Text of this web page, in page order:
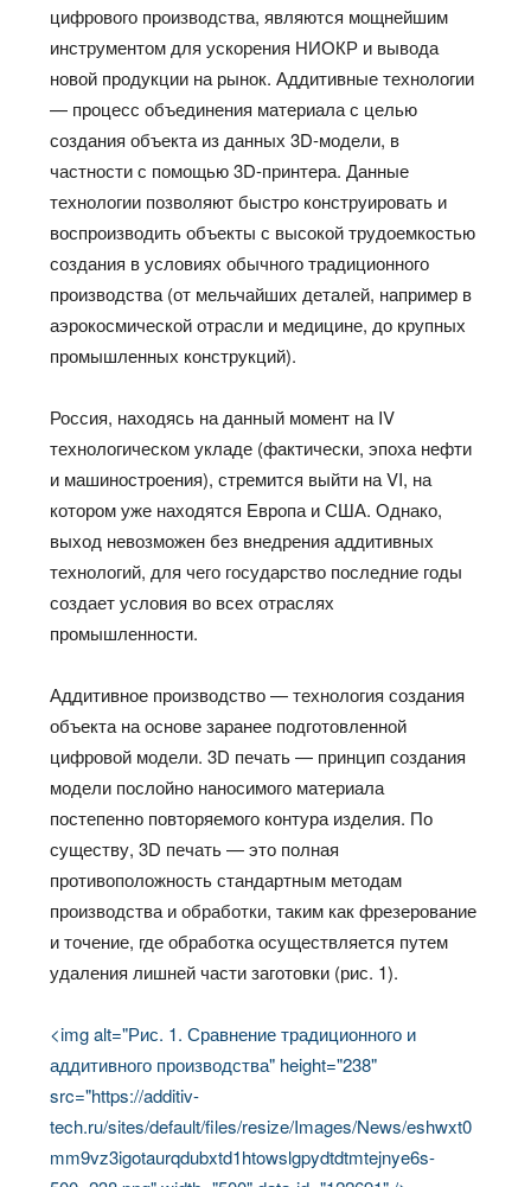
цифрового производства, являются мощнейшим
инструментом для ускорения НИОКР и вывода
новой продукции на рынок. Аддитивные технологии
— процесс объединения материала с целью
создания объекта из данных 3D-модели, в
частности с помощью 3D-принтера. Данные
технологии позволяют быстро конструировать и
воспроизводить объекты с высокой трудоемкостью
создания в условиях обычного традиционного
производства (от мельчайших деталей, например в
аэрокосмической отрасли и медицине, до крупных
промышленных конструкций).
Россия, находясь на данный момент на IV
технологическом укладе (фактически, эпоха нефти
и машиностроения), стремится выйти на VI, на
котором уже находятся Европа и США. Однако,
выход невозможен без внедрения аддитивных
технологий, для чего государство последние годы
создает условия во всех отраслях
промышленности.
Аддитивное производство — технология создания
объекта на основе заранее подготовленной
цифровой модели. 3D печать — принцип создания
модели послойно наносимого материала
постепенно повторяемого контура изделия. По
существу, 3D печать — это полная
противоположность стандартным методам
производства и обработки, таким как фрезерование
и точение, где обработка осуществляется путем
удаления лишней части заготовки (рис. 1).
<img alt="Рис. 1. Сравнение традиционного и
аддитивного производства" height="238"
src="https://additiv-
tech.ru/sites/default/files/resize/Images/News/eshwxt0
mm9vz3igotaurqdubxtd1htowslgpydtdtmtejnye6s-